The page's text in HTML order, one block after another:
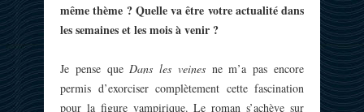
même thème ? Quelle va être votre actualité dans
les semaines et les mois à venir ?
Je pense queDans les veinesne m’a pas encore
permis d’exorciser complètement cette fascination
pour la figure vampirique. Le roman s’achève sur